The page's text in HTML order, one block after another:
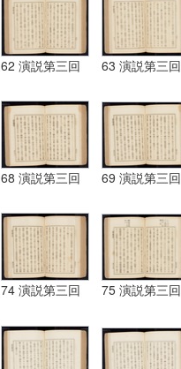
62 演説第三回 63 演説第三回
68 演説第三回 69 演説第三回
74 演説第三回 75 演説第三回